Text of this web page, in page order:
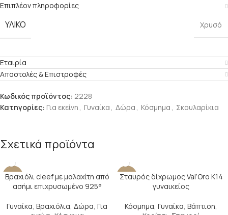
Επιπλέον πληροφορίες
ΥΛΙΚΌ Χρυσό
Εταιρία
Αποστολές & Επιστροφές
Κωδικός προϊόντος: 2228
Κατηγορίες: Για εκείνη , Γυναίκα , Δώρα , Κόσμημα , Σκουλαρίκια
Σχετικά προϊόντα
-17%
Βραχιόλι cleef με μαλαχίτη από
ασήμι επιχρυσωμένο 925°
Γυναίκα, Βραχιόλια, Δώρα, Για
-27%
Σταυρός δίχρωμος Val’Oro Κ14
γυναικείος
Κόσμημα, Γυναίκα, Βάπτιση,